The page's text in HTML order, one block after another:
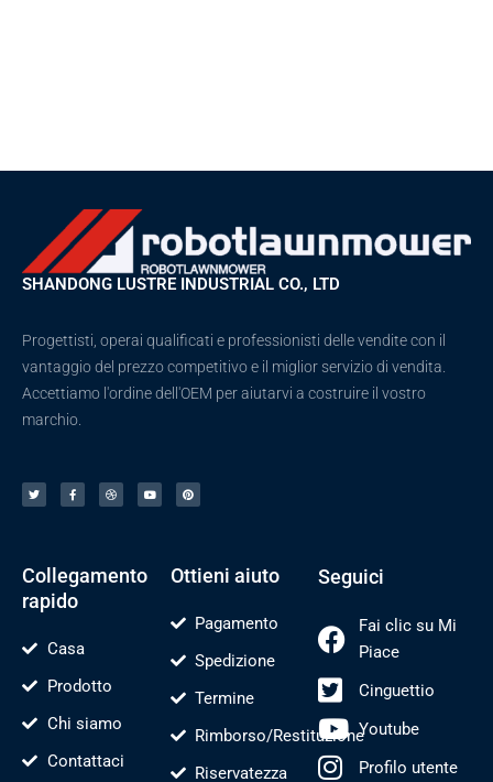
SHANDONG LUSTRE INDUSTRIAL CO., LTD
Progettisti, operai qualificati e professionisti delle vendite con il
vantaggio del prezzo competitivo e il miglior servizio di vendita.
Accettiamo l'ordine dell'OEM per aiutarvi a costruire il vostro
marchio.
n
g
u
c
e
b
i
b
b
u
t
u
n
t
e
Collegamento
rapido
Casa
Prodotto
Chi siamo
Contattaci
Ottieni aiuto
Pagamento
Spedizione
Termine
Rimborso/Restituzione
Riservatezza
Seguici
Fai clic su Mi
Piace
Cinguettio
Youtube
Profilo utente